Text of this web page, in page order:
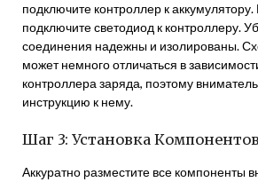
подключите контроллер к
подключите светодиод к контроллеру.
соединения надежны и изолированы.
может немного отличаться в
контроллера заряда, поэтому
инструкцию к нему.
Шаг 3: Установка
Аккуратно разместите все компоненты